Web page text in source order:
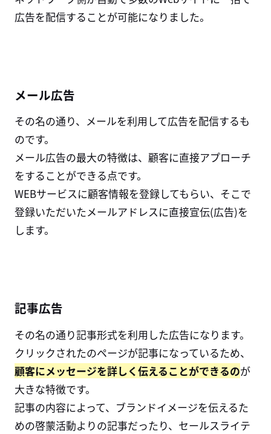
広告を配信することが可能になりました。
メール広告
その名の通り、メールを利用して広告を配信するも
のです。
メール広告の最大の特徴は、顧客に直接アプローチ
をすることができる点です。
WEBサービスに顧客情報を登録してもらい、そこで
登録いただいたメールアドレスに直接宣伝(広告)を
します。
記事広告
その名の通り記事形式を利用した広告になります。
クリックされたのページが記事になっているため、
顧客にメッセージを詳しく伝えることができるのが
大きな特徴です。
記事の内容によって、ブランドイメージを伝えるた
めの啓蒙活動よりの記事だったり、セールスライテ